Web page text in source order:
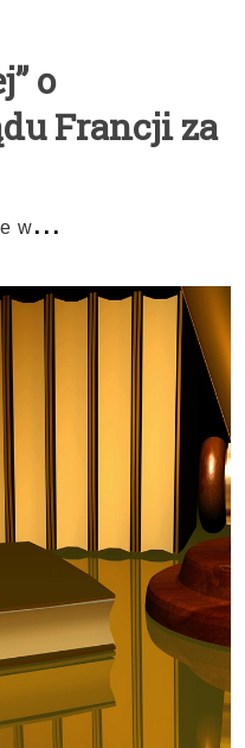
o
Francji za
w...